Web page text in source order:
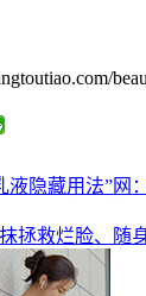
液隐藏用法”网
拯救烂脸、随